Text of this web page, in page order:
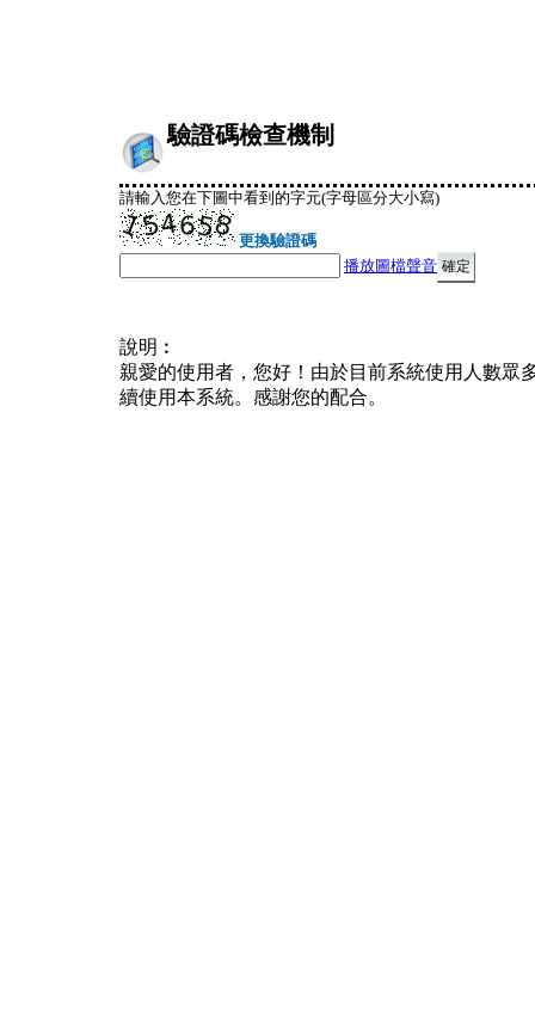
驗證碼檢查機制
請輸入您在下圖中看到的字元(字母區分大小寫)
更換驗證碼
播放圖檔聲音
說明︰
親愛的使用者，您好！由於目前系統使用人數眾
續使用本系統。感謝您的配合。